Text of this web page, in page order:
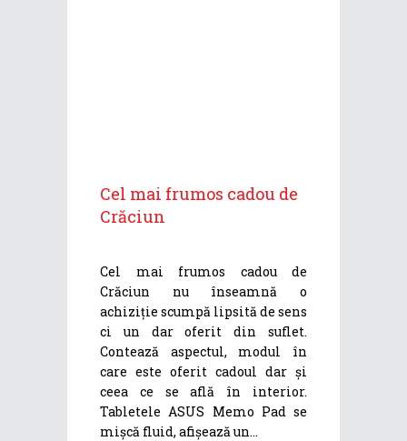
Cel mai frumos cadou de
Crăciun
Cel mai frumos cadou de
Crăciun nu înseamnă o
achiziție scumpă lipsită de sens
ci un dar oferit din suflet.
Contează aspectul, modul în
care este oferit cadoul dar și
ceea ce se află în interior.
Tabletele ASUS Memo Pad se
mișcă fluid, afișează un